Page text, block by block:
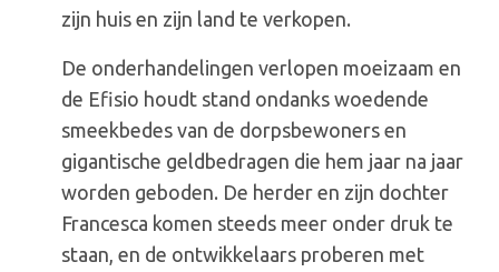
zijn huis en zijn land te verkopen.
De onderhandelingen verlopen moeizaam en
de Efisio houdt stand ondanks woedende
smeekbedes van de dorpsbewoners en
gigantische geldbedragen die hem jaar na jaar
worden geboden. De herder en zijn dochter
Francesca komen steeds meer onder druk te
staan, en de ontwikkelaars proberen met